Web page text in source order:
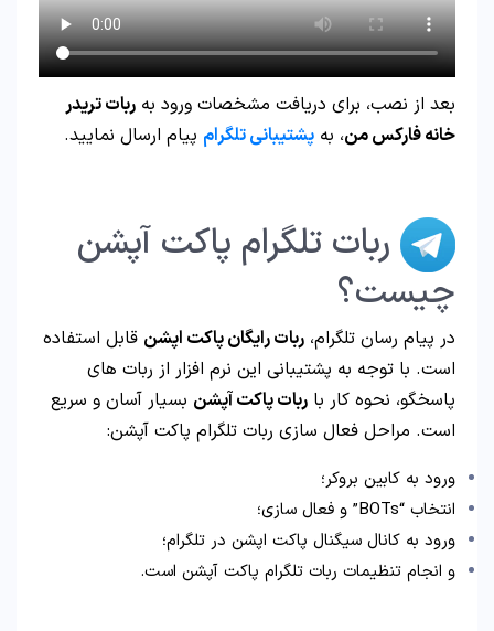
بعد از نصب، برای دریافت مشخصات ورود به ربات تریدر
خانه فارکس من، به پشتیبانی تلگرام پیام ارسال نمایید.
ربات تلگرام پاکت آپشن
چیست؟
در پیام رسان تلگرام، ربات رایگان پاکت اپشن قابل استفاده
است. با توجه به پشتیبانی این نرم افزار از ربات های
پاسخگو، نحوه کار با ربات پاکت آپشن بسیار آسان و سریع
است. مراحل فعال سازی ربات تلگرام پاکت آپشن:
ورود به کابین بروکر؛
انتخاب “BOTs” و فعال سازی؛
ورود به کانال سیگنال پاکت اپشن در تلگرام؛
و انجام تنظیمات ربات تلگرام پاکت آپشن است.